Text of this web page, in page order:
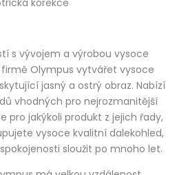
korekce
s vývojem a výrobou vysoce
Olympus vytvářet vysoce
jasný a ostrý obraz. Nabízí
vhodných pro nejrozmanitější
pro jakýkoli produkt z jejich řady,
vysoce kvalitní dalekohled,
sloužit po mnoho let.